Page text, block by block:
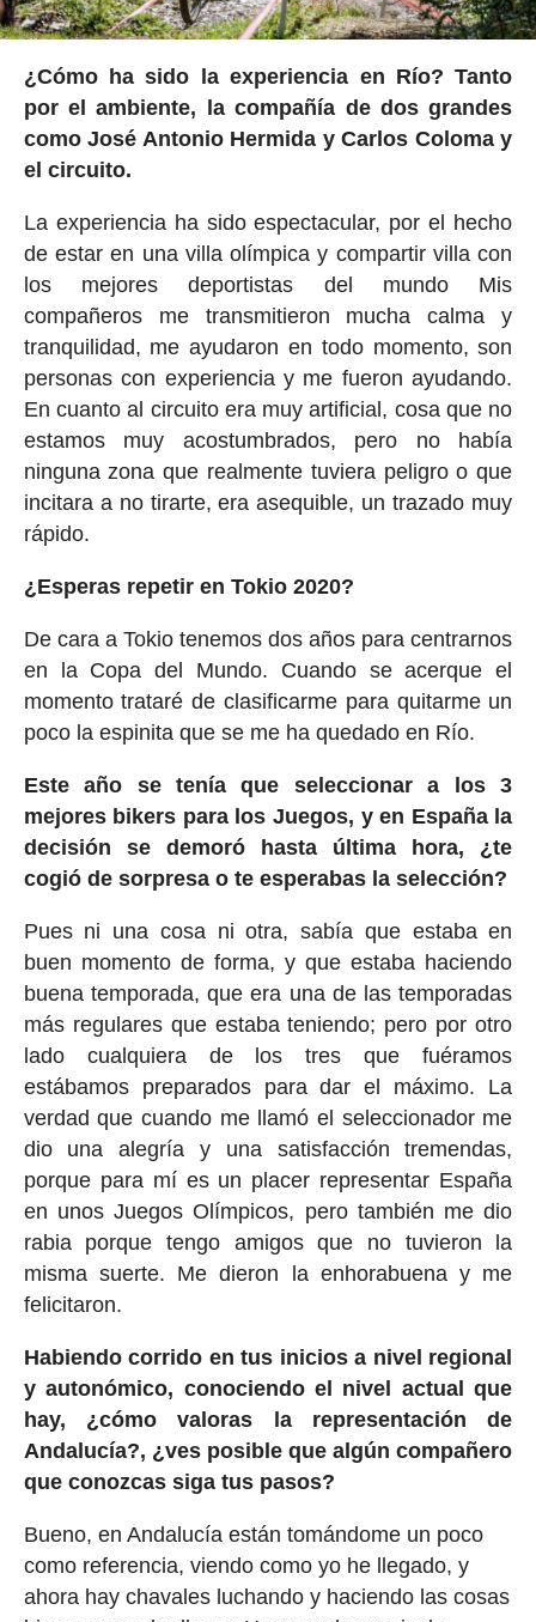
¿Cómo ha sido la experiencia en Río? Tanto
por el ambiente, la compañía de dos grandes
como José Antonio Hermida y Carlos Coloma y
el circuito.
La experiencia ha sido espectacular, por el hecho
de estar en una villa olímpica y compartir villa con
los mejores deportistas del mundo Mis
compañeros me transmitieron mucha calma y
tranquilidad, me ayudaron en todo momento, son
personas con experiencia y me fueron ayudando.
En cuanto al circuito era muy artificial, cosa que no
estamos muy acostumbrados, pero no había
ninguna zona que realmente tuviera peligro o que
incitara a no tirarte, era asequible, un trazado muy
rápido.
¿Esperas repetir en Tokio 2020?
De cara a Tokio tenemos dos años para centrarnos
en la Copa del Mundo. Cuando se acerque el
momento trataré de clasificarme para quitarme un
poco la espinita que se me ha quedado en Río.
Este año se tenía que seleccionar a los 3
mejores bikers para los Juegos, y en España la
decisión se demoró hasta última hora, ¿te
cogió de sorpresa o te esperabas la selección?
Pues ni una cosa ni otra, sabía que estaba en
buen momento de forma, y que estaba haciendo
buena temporada, que era una de las temporadas
más regulares que estaba teniendo; pero por otro
lado cualquiera de los tres que fuéramos
estábamos preparados para dar el máximo. La
verdad que cuando me llamó el seleccionador me
dio una alegría y una satisfacción tremendas,
porque para mí es un placer representar España
en unos Juegos Olímpicos, pero también me dio
rabia porque tengo amigos que no tuvieron la
misma suerte. Me dieron la enhorabuena y me
felicitaron.
Habiendo corrido en tus inicios a nivel regional
y autonómico, conociendo el nivel actual que
hay, ¿cómo valoras la representación de
Andalucía?, ¿ves posible que algún compañero
que conozcas siga tus pasos?
Bueno, en Andalucía están tomándome un poco
como referencia, viendo como yo he llegado, y
ahora hay chavales luchando y haciendo las cosas